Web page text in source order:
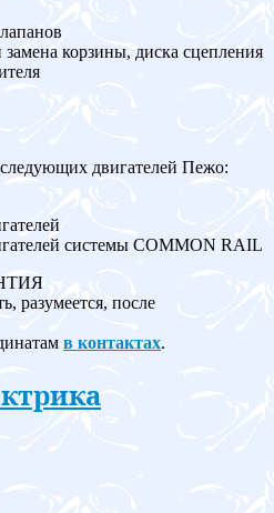
корзины, диска сцепления
двигателей Пежо:
системы COMMON RAIL
разумеется, после
в контактах.